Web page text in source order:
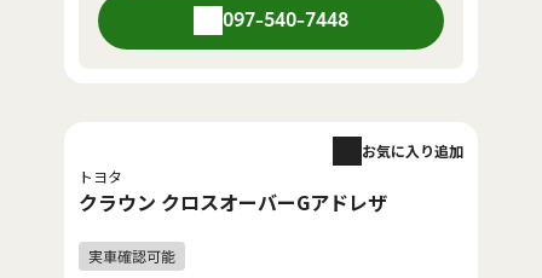
097-540-7448
トヨタ
クラウン クロスオーバーGアドレザ
お気に入り追加